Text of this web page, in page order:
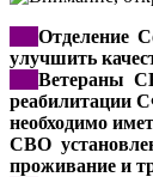
Отделение
улучшить
Ветераны
реабилитации
необходимо
СВО
проживание и